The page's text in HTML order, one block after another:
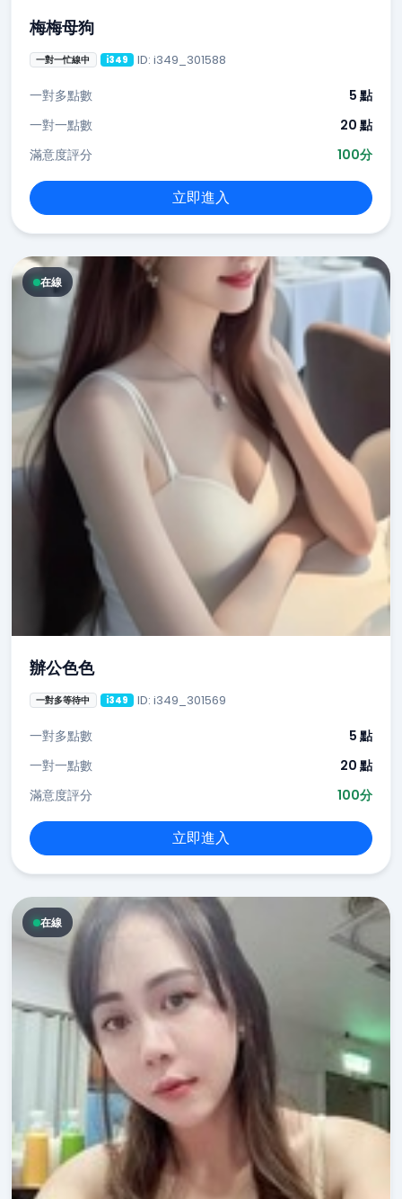
梅梅母狗
一對一忙線中 i349 ID: i349_301588
一對多點數
5 點
一對一點數
20 點
滿意度評分
100分
立即進入
在線
辦公色色
一對多等待中 i349 ID: i349_301569
一對多點數
5 點
一對一點數
20 點
滿意度評分
100分
立即進入
在線